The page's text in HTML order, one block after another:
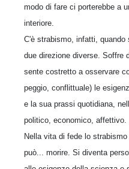
modo di fare ci porterebbe a
interiore.
C'è strabismo, infatti,
due direzione diverse. Soffre
sente costretto a osservare
peggio, conflittuale) le
e la sua prassi quotidiana,
politico, economico, affettivo.
Nella vita di fede lo
può... morire. Si diventa